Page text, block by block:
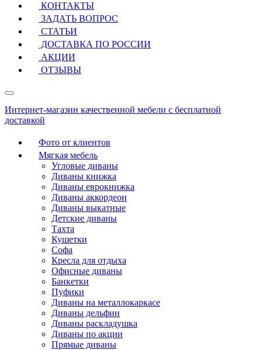
КОНТАКТЫ
ЗАДАТЬ ВОПРОС
СТАТЬИ
ДОСТАВКА ПО РОССИИ
АКЦИИ
ОТЗЫВЫ
Интернет-магазин качественной мебели с бесплатной
доставкой
Фото от клиентов
Мягкая мебель
Угловые диваны
Диваны книжка
Диваны еврокнижка
Диваны аккордеон
Диваны выкатные
Детские диваны
Тахта
Кушетки
Софа
Кресла для отдыха
Офисные диваны
Банкетки
Пуфики
Диваны на металлокаркасе
Диваны дельфин
Диваны раскладушка
Диваны по акции
Прямые диваны